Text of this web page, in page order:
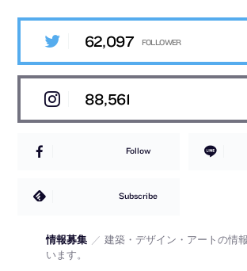
62,097
88,561
Follow
Subscribe
情報募集 ／ 建築・デザイン・アートの情
います。